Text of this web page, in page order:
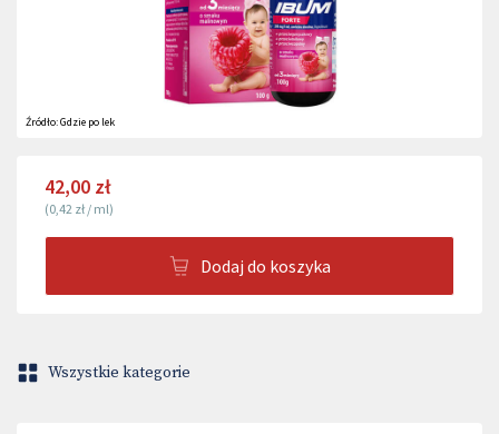
Źródło:Gdzie po lek
42,00 zł
(0,42 zł / ml)
Dodaj do koszyka
Wszystkie kategorie